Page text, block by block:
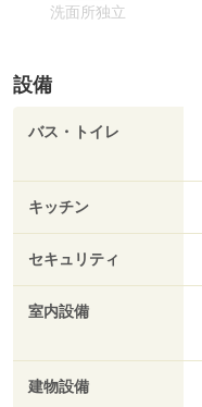
洗面所独立
設備
バス・トイレ
キッチン
セキュリティ
室内設備
建物設備